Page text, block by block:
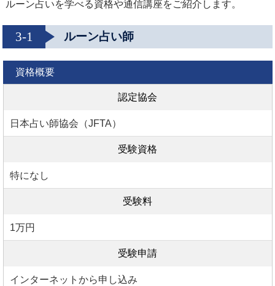
ルーン占いを学べる資格や通信講座をご紹介します。
3-1 ルーン占い師
資格概要
認定協会
日本占い師協会（JFTA）
受験資格
特になし
受験料
1万円
受験申請
インターネットから申し込み